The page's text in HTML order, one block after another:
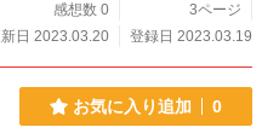
感想数 0
3ページ
日 2023.03.20
登録日 2023.03.19
お気に入り追加 0